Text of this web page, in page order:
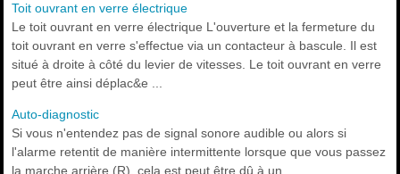
Toit ouvrant en verre électrique
Le toit ouvrant en verre électrique L'ouverture et la fermeture du
toit ouvrant en verre s'effectue via un contacteur à bascule. Il est
situé à droite à côté du levier de vitesses. Le toit ouvrant en verre
peut être ainsi déplac&e ...
Auto-diagnostic
Si vous n'entendez pas de signal sonore audible ou alors si
l'alarme retentit de manière intermittente lorsque que vous passez
la marche arrière (R), cela est peut être dû à un